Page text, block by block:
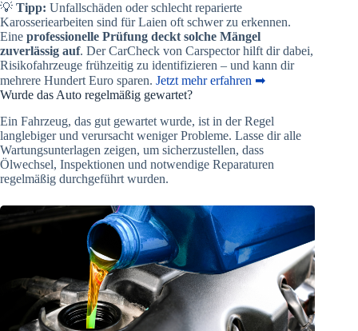
💡 Tipp: Unfallschäden oder schlecht reparierte
Karosseriearbeiten sind für Laien oft schwer zu erkennen.
Eine professionelle Prüfung deckt solche Mängel
zuverlässig auf. Der CarCheck von Carspector hilft dir dabei,
Risikofahrzeuge frühzeitig zu identifizieren – und kann dir
mehrere Hundert Euro sparen. Jetzt mehr erfahren ➡
Wurde das Auto regelmäßig gewartet?
Ein Fahrzeug, das gut gewartet wurde, ist in der Regel
langlebiger und verursacht weniger Probleme. Lasse dir alle
Wartungsunterlagen zeigen, um sicherzustellen, dass
Ölwechsel, Inspektionen und notwendige Reparaturen
regelmäßig durchgeführt wurden​.